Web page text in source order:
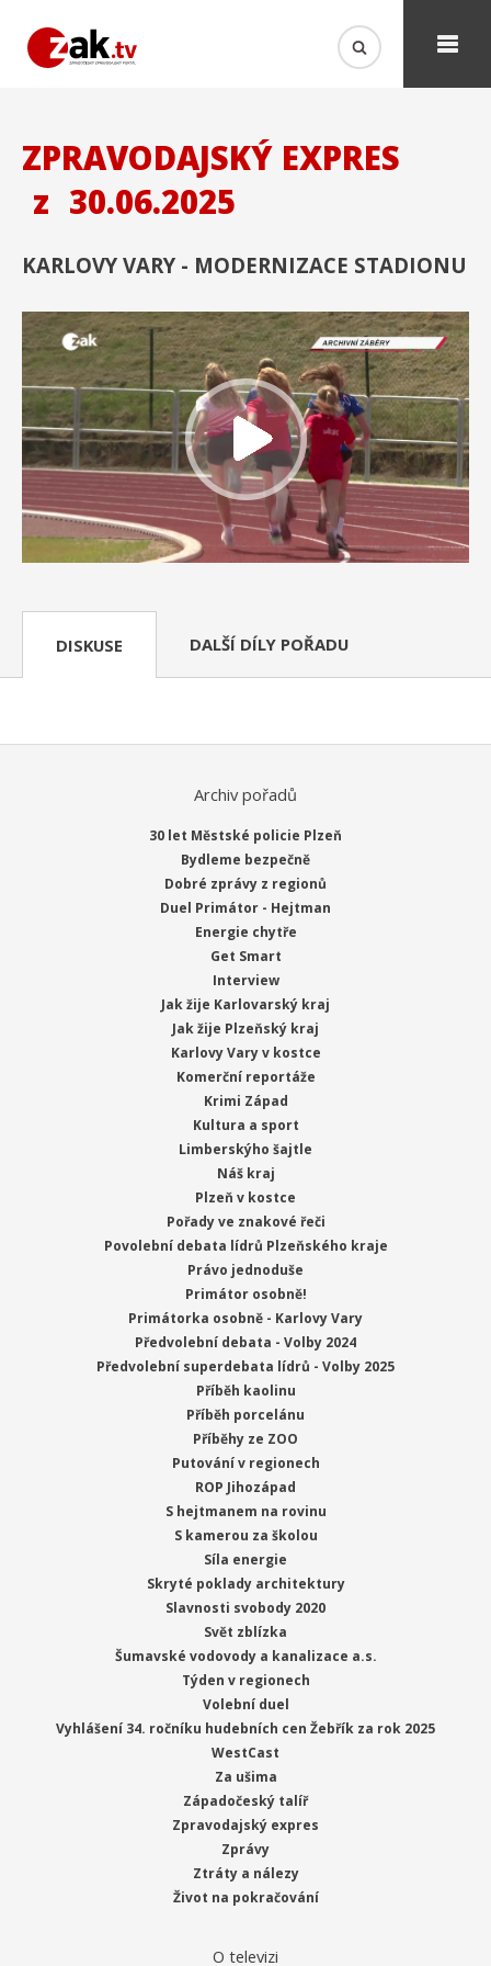
ZPRAVODAJSKÝ EXPRES
z 30.06.2025
KARLOVY VARY - MODERNIZACE STADIONU
DISKUSE DALŠÍ DÍLY POŘADU
Archiv pořadů
30 let Městské policie Plzeň
Bydleme bezpečně
Dobré zprávy z regionů
Duel Primátor - Hejtman
Energie chytře
Get Smart
Interview
Jak žije Karlovarský kraj
Jak žije Plzeňský kraj
Karlovy Vary v kostce
Komerční reportáže
Krimi Západ
Kultura a sport
Limberskýho šajtle
Náš kraj
Plzeň v kostce
Pořady ve znakové řeči
Povolební debata lídrů Plzeňského kraje
Právo jednoduše
Primátor osobně!
Primátorka osobně - Karlovy Vary
Předvolební debata - Volby 2024
Předvolební superdebata lídrů - Volby 2025
Příběh kaolinu
Příběh porcelánu
Příběhy ze ZOO
Putování v regionech
ROP Jihozápad
S hejtmanem na rovinu
S kamerou za školou
Síla energie
Skryté poklady architektury
Slavnosti svobody 2020
Svět zblízka
Šumavské vodovody a kanalizace a.s.
Týden v regionech
Volební duel
Vyhlášení 34. ročníku hudebních cen Žebřík za rok 2025
WestCast
Za ušima
Západočeský talíř
Zpravodajský expres
Zprávy
Ztráty a nálezy
Život na pokračování
O televizi